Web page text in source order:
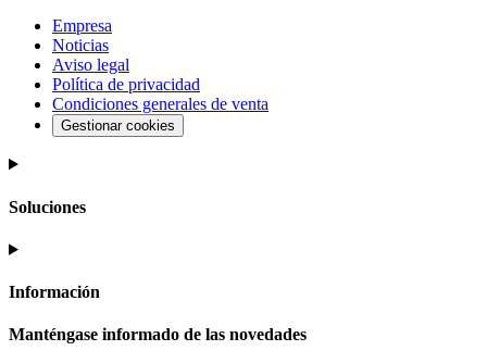
Empresa
Noticias
Aviso legal
Política de privacidad
Condiciones generales de venta
Gestionar cookies
Soluciones
Información
Manténgase informado de las novedades